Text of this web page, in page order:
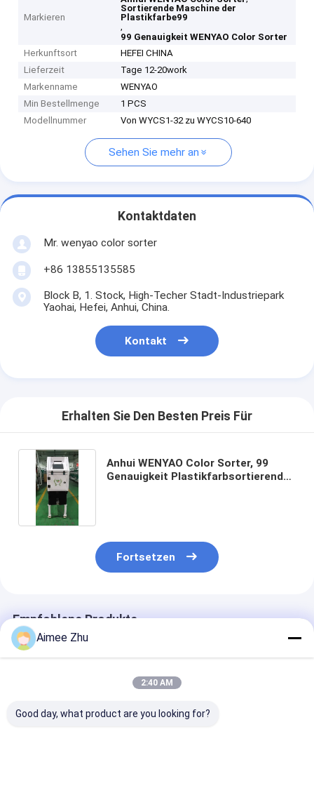
Markieren
Sortierende Maschine der
Plastikfarbe99
,
99 Genauigkeit WENYAO Color Sorter
Herkunftsort
HEFEI CHINA
Lieferzeit
Tage 12-20work
Markenname
WENYAO
Min Bestellmenge
1 PCS
Modellnummer
Von WYCS1-32 zu WYCS10-640
Sehen Sie mehr an
Kontaktdaten
Mr. wenyao color sorter
+86 13855135585
Block B, 1. Stock, High-Techer Stadt-Industriepark
Yaohai, Hefei, Anhui, China.
Kontakt
Erhalten Sie Den Besten Preis Für
Anhui WENYAO Color Sorter, 99
Genauigkeit Plastikfarbsortierende
Fortsetzen
Empfohlene Produkte
Aimee Zhu
2:40 AM
Good day, what product are you looking for?